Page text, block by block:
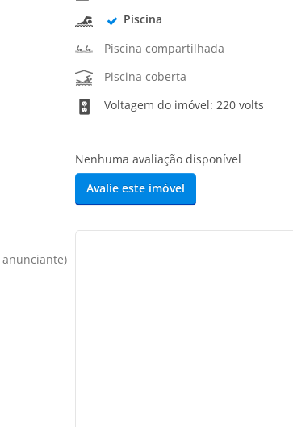
Piscina
Piscina compartilhada
Piscina coberta
Voltagem do imóvel: 220 volts
Nenhuma avaliação disponível
Avalie este imóvel